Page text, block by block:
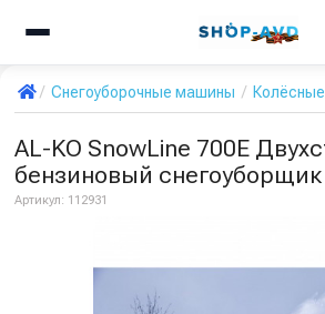
Снегоуборочные машины
AL-KO SnowLine 700E
бензиновый снегоуборщик
Артикул: 112931